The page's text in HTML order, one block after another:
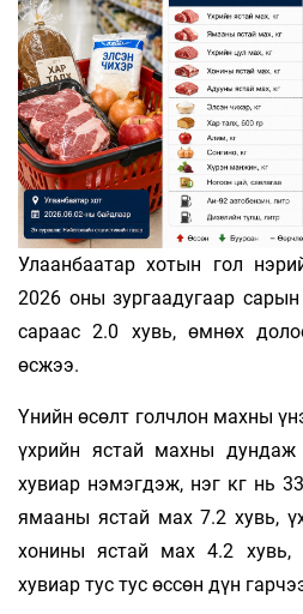
Улаанбаатар хотын гол
2026 оны зургаадугаар
сараас 2.0 хувь, өмнөх
өсжээ.
Үнийн өсөлт голчлон махны
үхрийн ястай махны
хувиар нэмэгдэж, нэг кг нь
ямааны ястай мах 7.2 хувь,
хонины ястай мах 4.2
хувиар тус тус өссөн дүн